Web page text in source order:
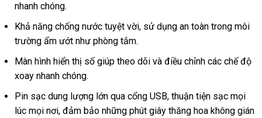
nhanh chóng.
Khả năng chống nước tuyệt vời, sử dụng an toàn trong môi
trường ẩm ướt như phòng tắm.
Màn hình hiển thị số giúp theo dõi và điều chỉnh các chế độ
xoay nhanh chóng.
Pin sạc dung lượng lớn qua cổng USB, thuận tiện sạc mọi
lúc mọi nơi, đảm bảo những phút giây thăng hoa không gián